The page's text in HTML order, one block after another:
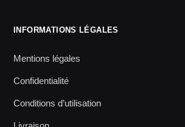
INFORMATIONS LÉGALES
Mentions légales
Confidentialité
Conditions d’utilisation